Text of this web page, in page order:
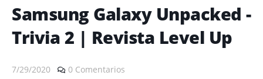
Samsung Galaxy Unpacked -
Trivia 2 | Revista Level Up
7/29/2020 0 Comentarios